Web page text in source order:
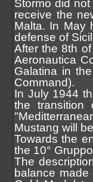
Stormo did
receive the
Malta. In May
defense of
After the 8th
Aeronautica
Galatina in
Command).
In July 1944
the transition
Mustang will
Towards the
the 10°
The
balance